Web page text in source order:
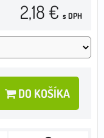
2,18 € s DPH
DO KOŠÍKA